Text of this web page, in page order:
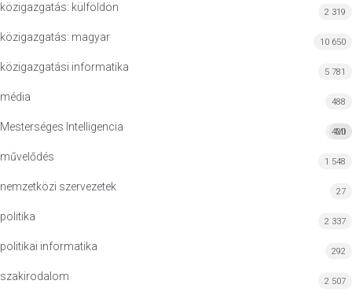
közigazgatás: külföldön 2 319
közigazgatás: magyar 10 650
közigazgatási informatika 5 781
média 488
Mesterséges Intelligencia MI
420
művelődés 1 548
nemzetközi szervezetek 27
politika 2 337
politikai informatika 292
szakirodalom 2 507